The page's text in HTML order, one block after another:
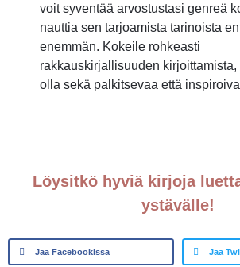
voit syventää arvostustasi genreä
nauttia sen tarjoamista tarinoista
enemmän. Kokeile rohkeasti
rakkauskirjallisuuden
olla sekä palkitsevaa että
Löysitkö hyviä kirjoja
ystävälle!
Jaa Facebookissa Jaa